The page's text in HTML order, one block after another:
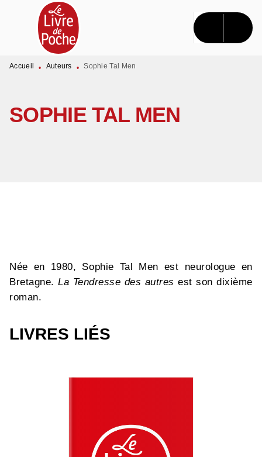
MENU RECHERCHE CONTENU
PIED DE PAGE
Accueil • Auteurs • Sophie Tal Men
SOPHIE TAL MEN
Née en 1980, Sophie Tal Men est neurologue en
Bretagne.La Tendresse des autres est son dixième
roman.
LIVRES LIÉS